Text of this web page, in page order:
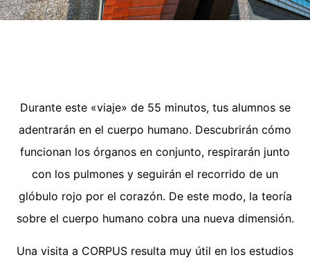
Durante este «viaje» de 55 minutos, tus alumnos se
adentrarán en el cuerpo humano. Descubrirán cómo
funcionan los órganos en conjunto, respirarán junto
con los pulmones y seguirán el recorrido de un
glóbulo rojo por el corazón. De este modo, la teoría
sobre el cuerpo humano cobra una nueva dimensión.
Una visita a CORPUS resulta muy útil en los estudios